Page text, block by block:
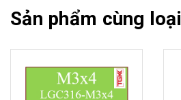
Sản phẩm cùng loại